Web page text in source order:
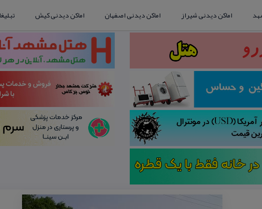
اماکن دیدنی شیراز اماکن دیدنی اصفهان اماکن دیدنی کیش